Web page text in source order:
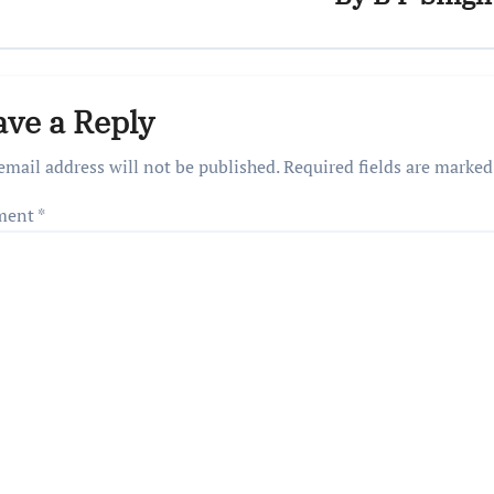
a Reply
address will not be published.Required fields are
*